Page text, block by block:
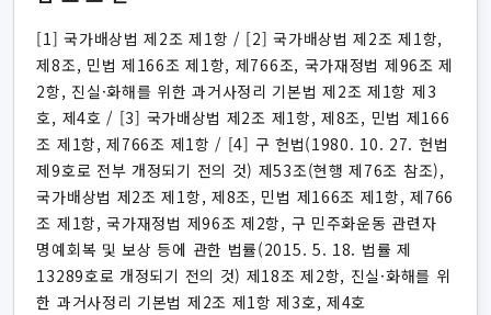
[1] 국가배상법 제2조 제1항 / [2] 국가배상법 제2조 제1항,
제8조, 민법 제166조 제1항, 제766조, 국가재정법 제96조 제
2항, 진실·화해를 위한 과거사정리 기본법 제2조 제1항 제3
호, 제4호 / [3] 국가배상법 제2조 제1항, 제8조, 민법 제166
조 제1항, 제766조 제1항 / [4] 구 헌법(1980. 10. 27. 헌법
제9호로 전부 개정되기 전의 것) 제53조(현행 제76조 참조),
국가배상법 제2조 제1항, 제8조, 민법 제166조 제1항, 제766
조 제1항, 국가재정법 제96조 제2항, 구 민주화운동 관련자
명예회복 및 보상 등에 관한 법률(2015. 5. 18. 법률 제
13289호로 개정되기 전의 것) 제18조 제2항, 진실·화해를 위
한 과거사정리 기본법 제2조 제1항 제3호, 제4호